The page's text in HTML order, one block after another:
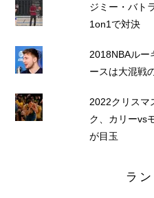
ジミー・バト
1on1で対決
2018NBAルー
ースは大混戦
2022クリスマ
ク、カリーvs
が目玉
ラ